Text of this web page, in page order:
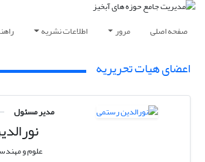
صفحه اصلی مرور اطلاعات نشریه
اعضای هیات تحریریه
مدیر مسئول
علوم و